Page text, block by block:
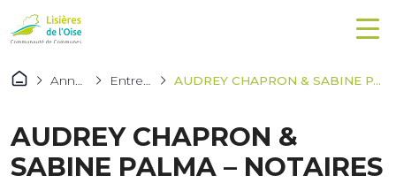
Annuaires Entreprises AUDREY CHAPRON & SABINE PALMA – NOTAIRES
AUDREY CHAPRON &
SABINE PALMA – NOTAIRES